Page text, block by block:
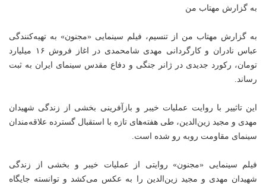
به گزارش مهتاب من
به گزارش مهتاب من از تنسیم، فیلم سینمایی «مجنون» به تهیه‌کنندگی
عباس نادران و کارگردانی مهدی شامحمدی در اغاز فروش ۱۶ میلیارد
تومان، رکورد جدیدی در ژانر جنگی و دفاع مقدس سینمای ایران به ثبت
رساند.
این تاثییر با روایت عملیات خیبر و بازآفرینی بخشی از زندگی شهیدان
مهدی و مجید زین‌الدین، طی هفته‌های تازه با استقبال گسترده علاقه‌مندان
سینمای مقاومت روبه رو شده است.
فیلم سینمایی «مجنون» روایتی از عملیات خیبر و بخشی از زندگی
شهیدان مهدی و مجید زین‌الدین را به عکس می‌کشد و توانسته جایگاه